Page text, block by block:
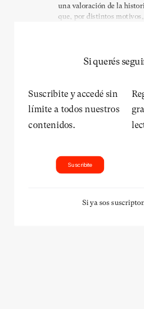
una valoración de la
que, por distintos
Si querés
Suscribite y accedé sin
límite a todos nuestros
contenidos.
Suscribite
Si ya sos